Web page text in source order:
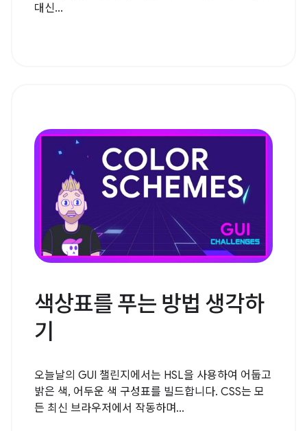
대신...
색상표를 푸는 방법 생각하
기
오늘날의 GUI 챌린지에서는 HSL을 사용하여 어둡고
밝은 색, 어두운 색 구성표를 빌드합니다. CSS는 모
든 최신 브라우저에서 작동하며...